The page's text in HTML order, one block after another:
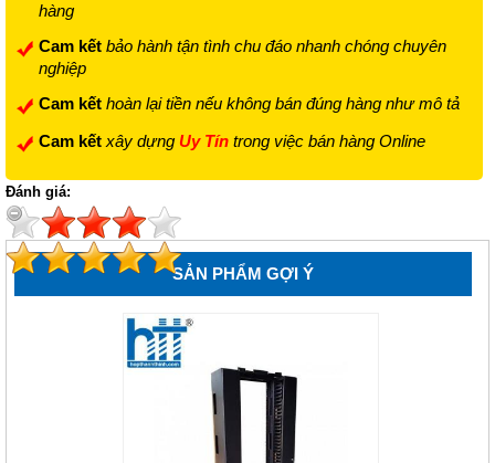
hàng
Cam kết bảo hành tận tình chu đáo nhanh chóng chuyên
nghiệp
Cam kết hoàn lại tiền nếu không bán đúng hàng như mô tả
Cam kết xây dựng Uy Tín trong việc bán hàng Online
Đánh giá:
SẢN PHẨM GỢI Ý